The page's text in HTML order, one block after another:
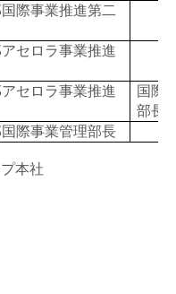
際事業推進第二
セロラ事業推進
セロラ事業推進
国際
部長
際事業管理部長
本社